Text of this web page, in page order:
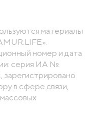
материалы
номер и дата
серия ИА №
в сфере связи,